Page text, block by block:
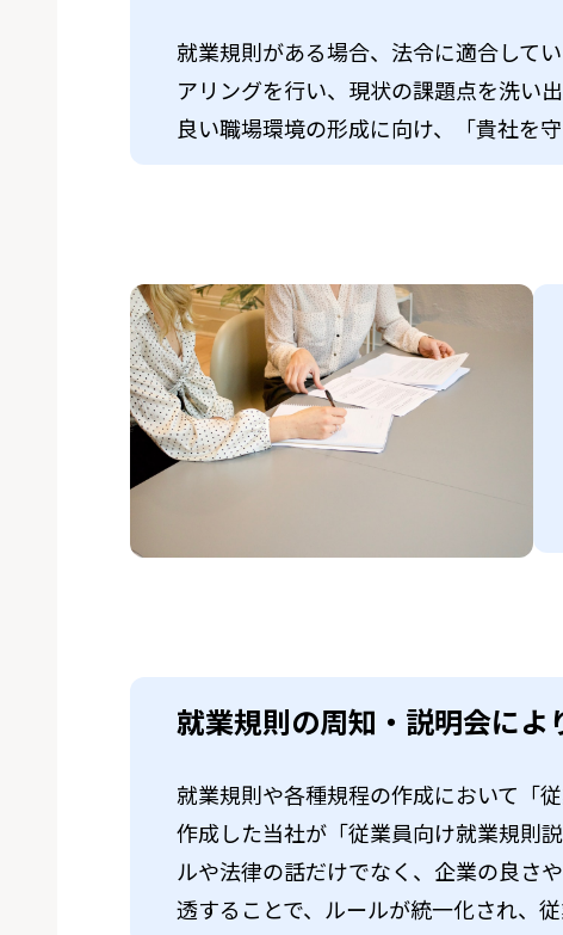
就業規則がある場合、法令に適合して
アリングを行い、現状の課題点を洗い
良い職場環境の形成に向け、「貴社を
就業規則の周知・説明会に
就業規則や各種規程の作成において「
作成した当社が「従業員向け就業規則
ルや法律の話だけでなく、企業の良さ
透することで、ルールが統一化され、